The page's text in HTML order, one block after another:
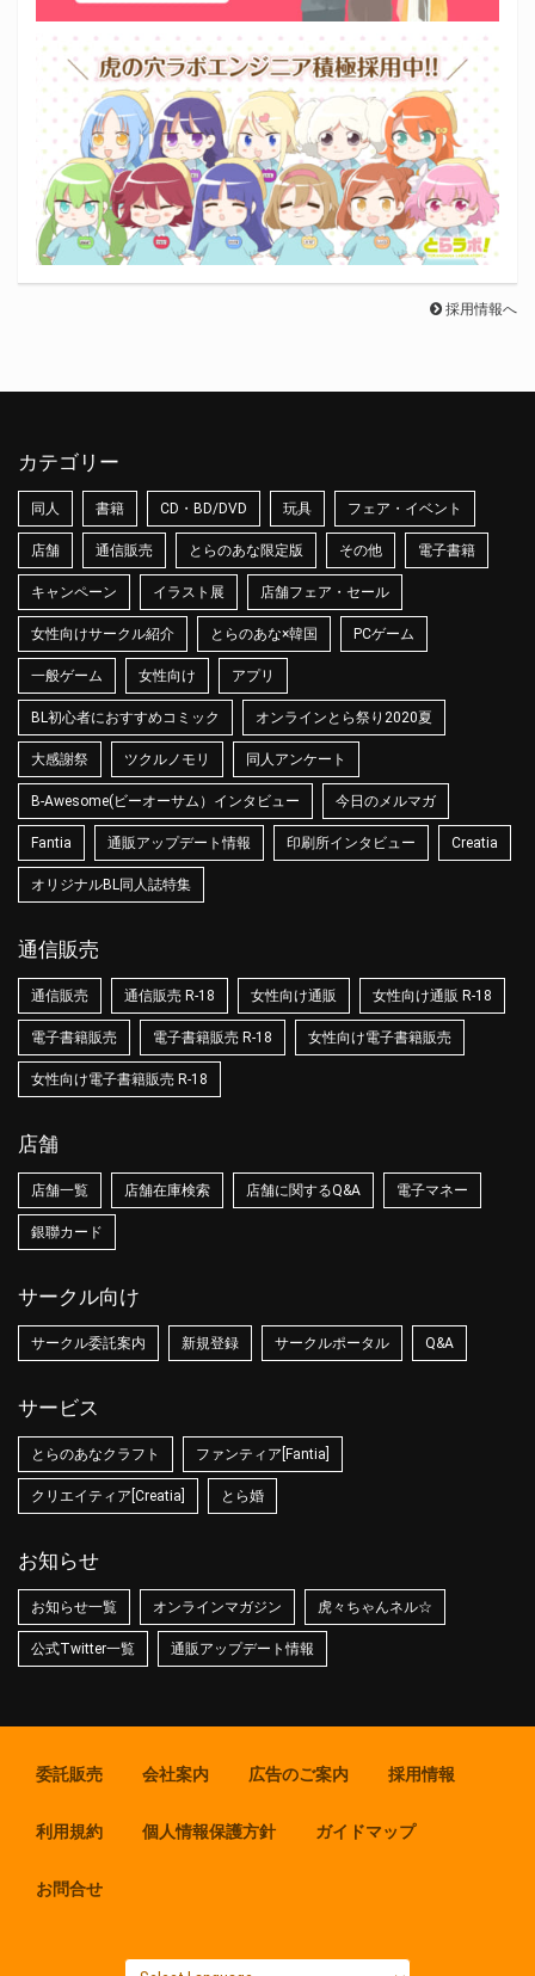
採用情報へ
カテゴリー
同人 書籍 CD・BD/DVD 玩具 フェア・イベント
店舗 通信販売 とらのあな限定版 その他 電子書籍
キャンペーン イラスト展 店舗フェア・セール
女性向けサークル紹介 とらのあな×韓国 PCゲーム
一般ゲーム 女性向け アプリ
BL初心者におすすめコミック オンラインとら祭り2020夏
大感謝祭 ツクルノモリ 同人アンケート
B-Awesome(ビーオーサム）インタビュー 今日のメルマガ
Fantia 通販アップデート情報 印刷所インタビュー Creatia
オリジナルBL同人誌特集
通信販売
通信販売 通信販売 R-18 女性向け通販 女性向け通販 R-18
電子書籍販売 電子書籍販売 R-18 女性向け電子書籍販売
女性向け電子書籍販売 R-18
店舗
店舗一覧 店舗在庫検索 店舗に関するQ&A 電子マネー
銀聯カード
サークル向け
サークル委託案内 新規登録 サークルポータル Q&A
サービス
とらのあなクラフト ファンティア[Fantia]
クリエイティア[Creatia] とら婚
お知らせ
お知らせ一覧 オンラインマガジン 虎々ちゃんネル☆
公式Twitter一覧 通販アップデート情報
委託販売 会社案内 広告のご案内 採用情報
利用規約 個人情報保護方針 ガイドマップ
お問合せ